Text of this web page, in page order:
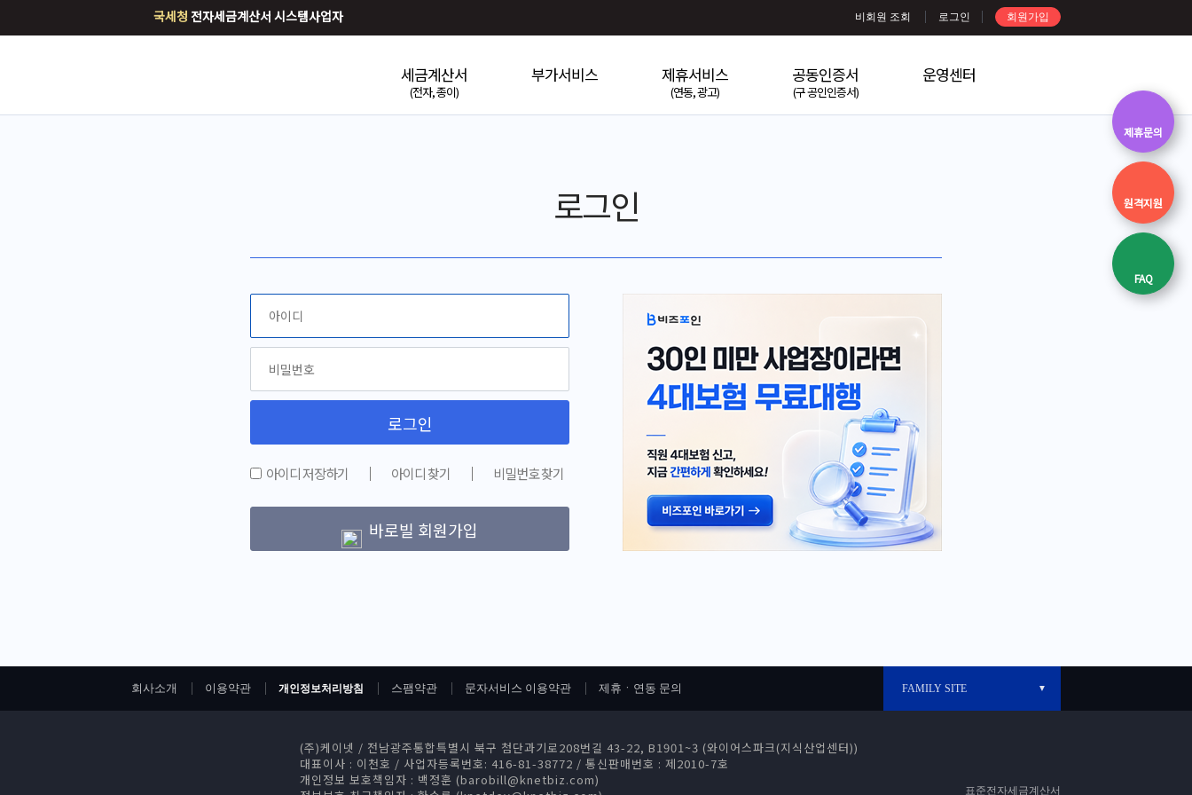
국세청 전자세금계산서 시스템사업자 비회원 조회 로그인 회원가입
세금계산서
(전자, 종이)
부가서비스 제휴서비스
(연동, 광고)
공동인증서
(구 공인인증서)
운영센터
제휴문의
원격지원
FAQ
로그인
로그인
아이디 저장하기 아이디 찾기 비밀번호 찾기
바로빌 회원가입
회사소개 이용약관 개인정보처리방침 스팸약관 문자서비스 이용약관 제휴ㆍ연동 문의 FAMILY SITE ▼
(주)케이넷 / 전남광주통합특별시 북구 첨단과기로208번길 43-22, B1901~3 (와이어스파크(지식산업센터))
대표이사 : 이천호 / 사업자등록번호: 416-81-38772 / 통신판매번호 : 제2010-7호
개인정보 보호책임자 : 백정훈 (barobill@knetbiz.com)
표준전자세금계산서